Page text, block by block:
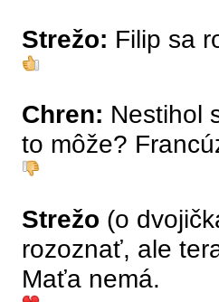
Strežo: Filip sa
Chren: Nestihol
to môže?
Strežo (o
rozoznať, ale
Maťa nemá.